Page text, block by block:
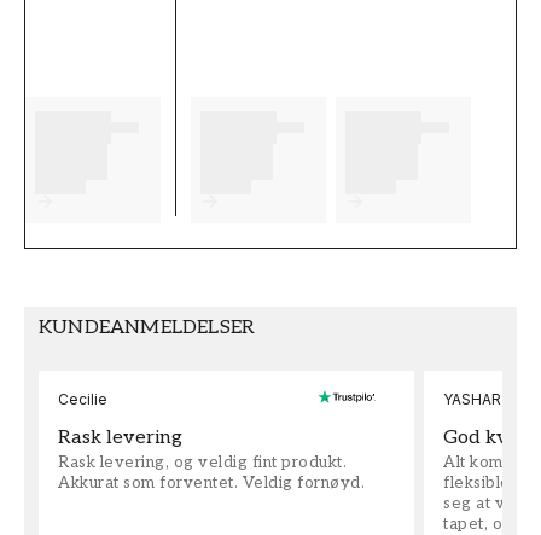
KUNDEANMELDELSER
Cecilie
Rask levering
Rask levering, og veldig fint produkt.
Akkurat som forventet. Veldig fornøyd.
YASHAR
God
Alt kom
fleksible på
seg at vi
tapet, og